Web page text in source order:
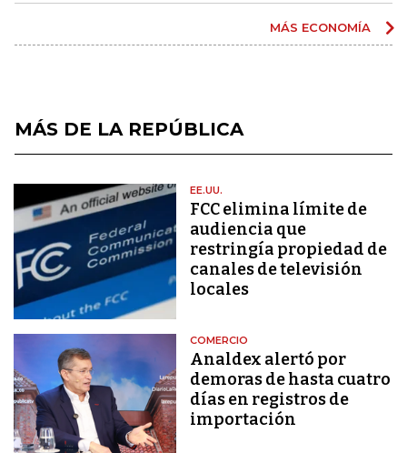
MÁS ECONOMÍA
MÁS DE LA REPÚBLICA
EE.UU.
FCC elimina límite de
audiencia que
restringía propiedad de
canales de televisión
locales
COMERCIO
Analdex alertó por
demoras de hasta cuatro
días en registros de
importación